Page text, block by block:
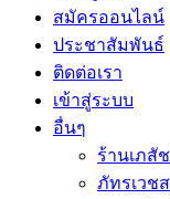
สมัครออนไลน์
ประชาสัมพันธ์
ติดต่อเรา
เข้าสู่ระบบ
อื่นๆ
ร้านเภสั
ภัทรเวช